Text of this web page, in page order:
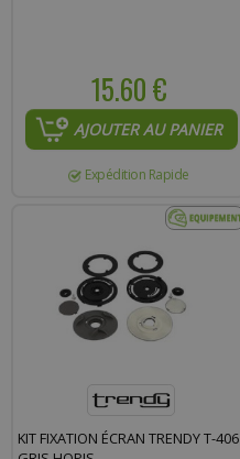
15.60 €
AJOUTER AU PANIER
Expédition Rapide
KIT FIXATION ÉCRAN TRENDY T-406